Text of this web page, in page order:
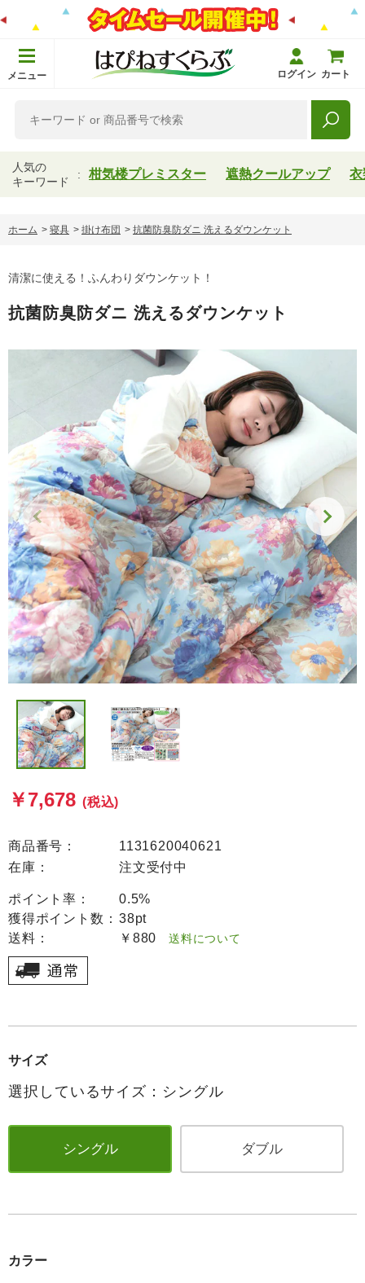
メニュー ログイン カート
人気の
キーワード
柑気楼プレミスター 遮熱クールアップ 衣
ホーム > 寝具 > 掛け布団 > 抗菌防臭防ダニ 洗えるダウンケット
清潔に使える！ふんわりダウンケット！
抗菌防臭防ダニ 洗えるダウンケット
￥7,678 (税込)
商品番号：
1131620040621
在庫：
注文受付中
ポイント率：
0.5%
獲得ポイント数： 38pt
送料：
￥880 送料について
サイズ
選択しているサイズ：シングル
シングル ダブル
カラー